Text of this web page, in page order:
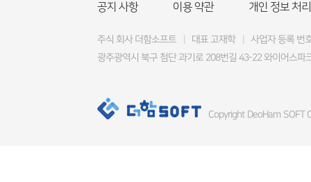
공지 사항 이용 약관 개인 정보 처
주식 회사 더함소프트 대표 고재학 사업자 등록 번
광주광역시 북구 첨단 과기로 208번길 43-22 와이어스파
Copyright DeoHam SOFT